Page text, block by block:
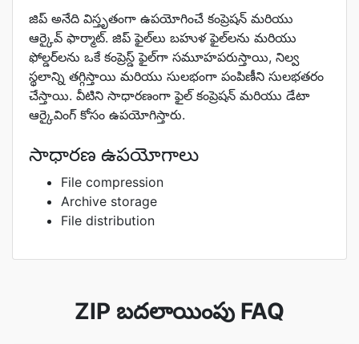
జిప్ అనేది విస్తృతంగా ఉపయోగించే కంప్రెషన్ మరియు
ఆర్కైవ్ ఫార్మాట్. జిప్ ఫైల్‌లు బహుళ ఫైల్‌లను మరియు
ఫోల్డర్‌లను ఒకే కంప్రెస్డ్ ఫైల్‌గా సమూహపరుస్తాయి, నిల్వ
స్థలాన్ని తగ్గిస్తాయి మరియు సులభంగా పంపిణీని సులభతరం
చేస్తాయి. వీటిని సాధారణంగా ఫైల్ కంప్రెషన్ మరియు డేటా
ఆర్కైవింగ్ కోసం ఉపయోగిస్తారు.
సాధారణ ఉపయోగాలు
File compression
Archive storage
File distribution
ZIP బదలాయింపు FAQ